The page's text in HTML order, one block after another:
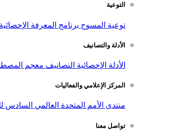
التوعية
توعية المسوح برنامج المعرفة الإحصائية
الأدلة والتصانيف
الأدلة الإحصائية التصانيف معجم
المركز الإعلامي والفعاليات
منتدى الأمم المتحدة العالمي السادس
تواصل معنا